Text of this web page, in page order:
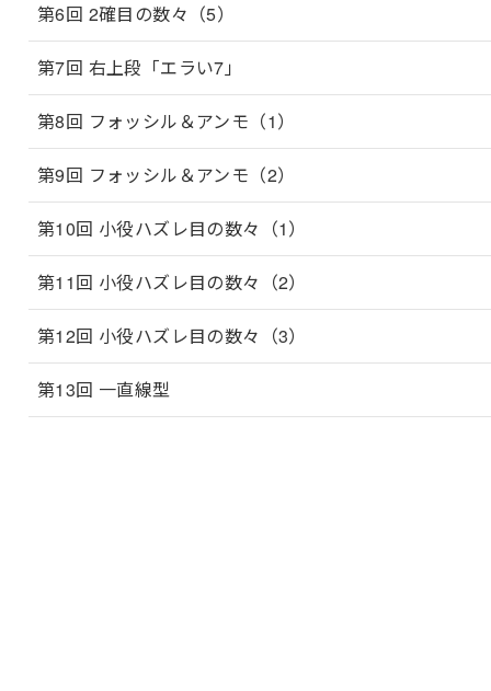
第6回 2確目の数々（5）
第7回 右上段「エラい7」
第8回 フォッシル＆アンモ（1）
第9回 フォッシル＆アンモ（2）
第10回 小役ハズレ目の数々（1）
第11回 小役ハズレ目の数々（2）
第12回 小役ハズレ目の数々（3）
第13回 一直線型